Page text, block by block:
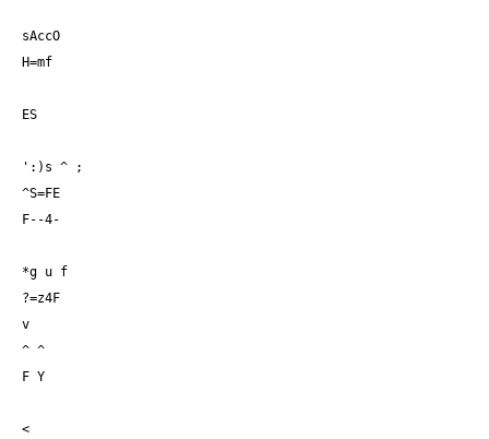
sAccO
H=mf
ES
':)s ^ ;
^S=FE
F--4-
*g u f
?=z4F
v
^ ^
F Y
<